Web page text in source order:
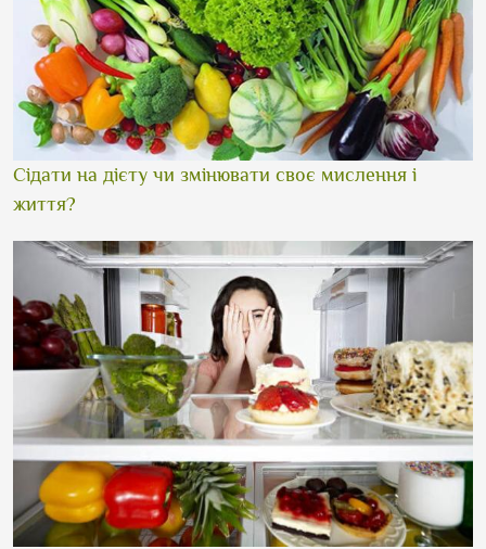
Сідати на дієту чи змінювати своє мислення і
життя?